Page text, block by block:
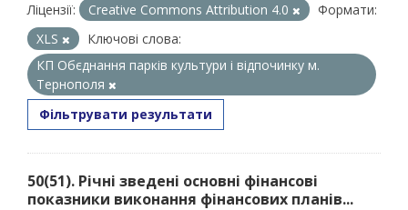
Ліцензії:
Creative Commons Attribution 4.0
Формати:
XLS
Ключові слова:
КП Обєднання парків культури і відпочинку м.
Тернополя
Фільтрувати результати
50(51). Річні зведені основні фінансові
показники виконання фінансових планів...